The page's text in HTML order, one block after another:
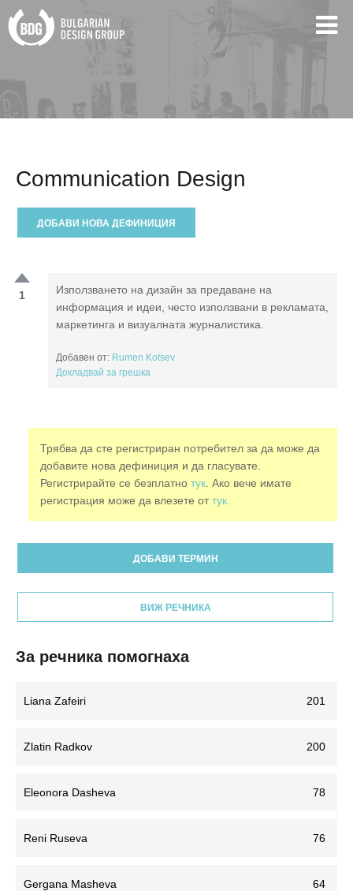
Communication Design
ДОБАВИ НОВА ДЕФИНИЦИЯ
1
Използването на дизайн за предаване на
информация и идеи, често използвани в рекламата,
маркетинга и визуалната журналистика.
Добавен от: Rumen Kotsev
Докладвай за грешка
Трябва да сте регистриран потребител за да може да
добавите нова дефиниция и да гласувате.
Регистрирайте се безплатнотук . Ако вече имате
регистрация може да влезете оттук.
ДОБАВИ ТЕРМИН
ВИЖ РЕЧНИКА
За речника помогнаха
Liana Zafeiri 201
Zlatin Radkov 200
Eleonora Dasheva 78
Reni Ruseva 76
Gergana Masheva 64